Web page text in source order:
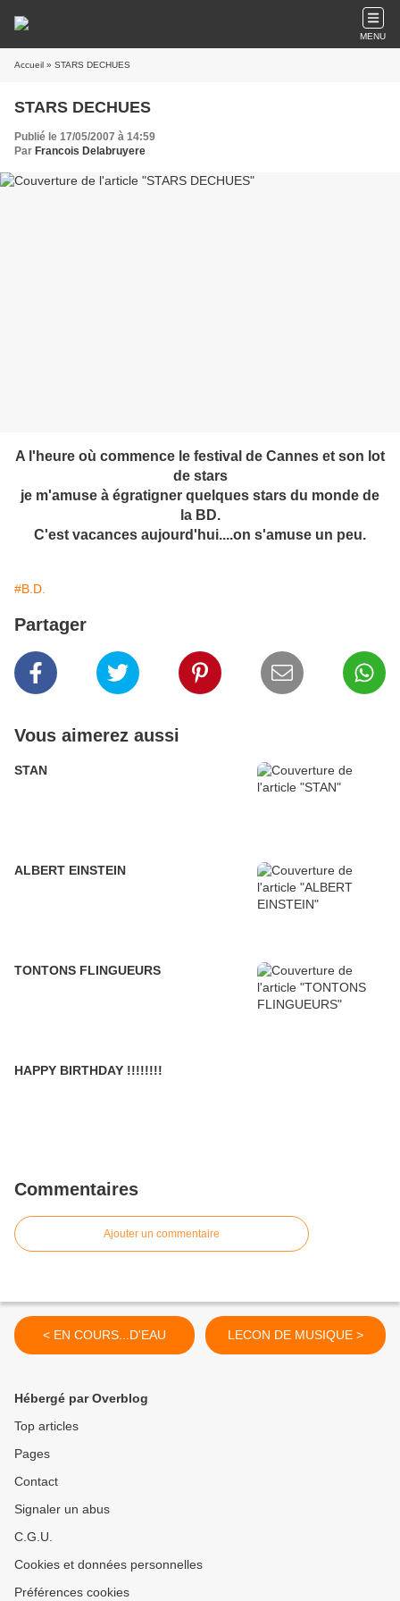
MENU
Accueil » STARS DECHUES
STARS DECHUES
Publié le 17/05/2007 à 14:59
Par Francois Delabruyere
A l'heure où commence le festival de Cannes et son lot
de stars
je m'amuse à égratigner quelques stars du monde de
la BD.
C'est vacances aujourd'hui....on s'amuse un peu.
#B.D.
Partager
Vous aimerez aussi
STAN
ALBERT EINSTEIN
TONTONS FLINGUEURS
HAPPY BIRTHDAY !!!!!!!!
Commentaires
Ajouter un commentaire
< EN COURS...D'EAU LECON DE MUSIQUE >
Hébergé par Overblog
Top articles
Pages
Contact
Signaler un abus
C.G.U.
Cookies et données personnelles
Préférences cookies